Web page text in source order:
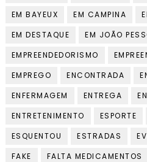
EM BAYEUX
EM CAMPINA
EM DESTAQUE
EM JOÃO
EMPREENDEDORISMO
EMPREGO
ENCONTRADA
ENFERMAGEM
ENTREGA
ENTRETENIMENTO
ESPORTE
ESQUENTOU
ESTRADAS
FAKE
FALTA MEDICAMENTOS